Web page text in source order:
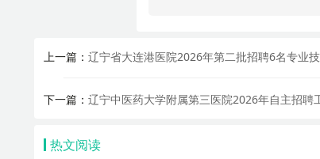
上一篇：辽宁省大连港医院2026年第二批招聘6名专业
下一篇：辽宁中医药大学附属第三医院2026年自主招聘
热文阅读